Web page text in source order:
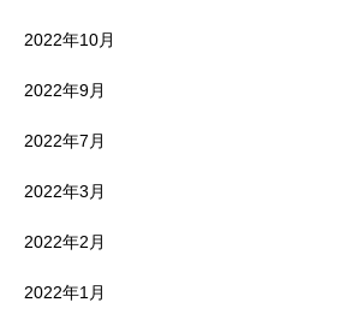
2022年10月
2022年9月
2022年7月
2022年3月
2022年2月
2022年1月